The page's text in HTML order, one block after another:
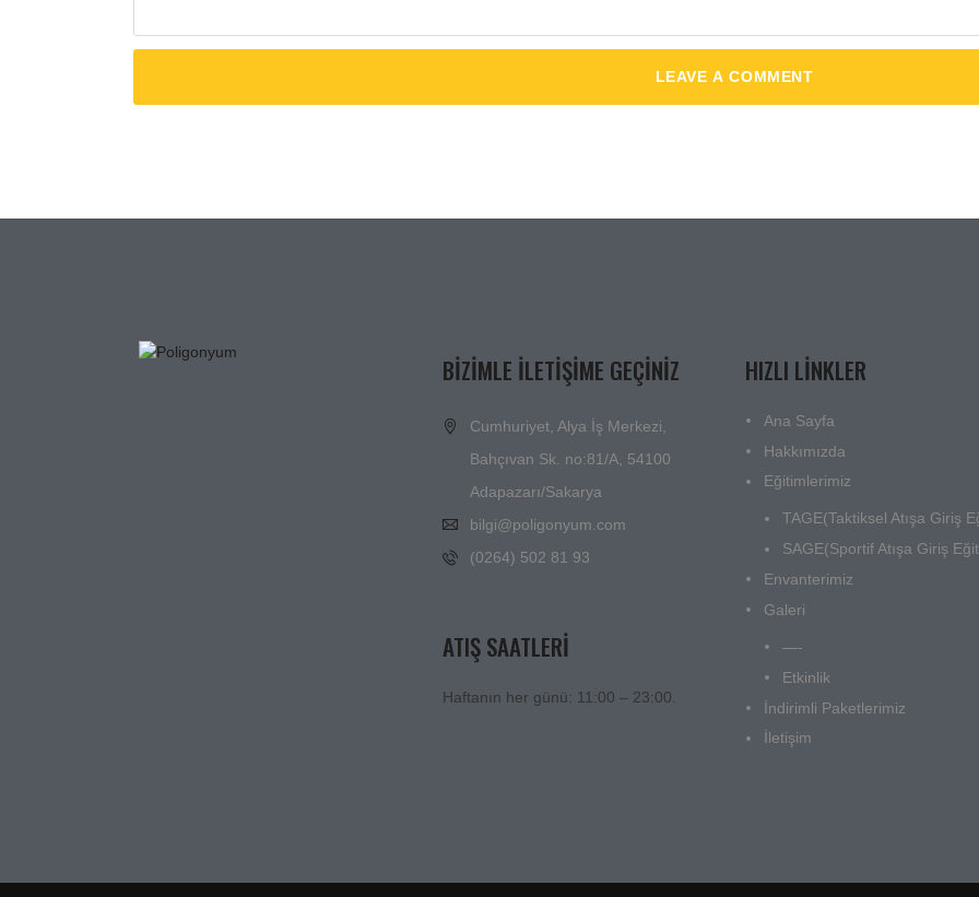
BIZIMLE ILETIŞIME GEÇINIZ
Cumhuriyet, Alya İş Merkezi,
Bahçıvan Sk. no:81/A, 54100
Adapazarı/Sakarya
bilgi@poligonyum.com
(0264) 502 81 93
ATIŞ SAATLERI
Haftanın her günü: 11:00 – 23:00.
HIZLI LINKLER
Ana Sayfa
Hakkımızda
Eğitimlerimiz
TAGE(Taktiksel Atışa Giriş
SAGE(Sportif Atışa Giriş
Envanterimiz
Galeri
—-
Etkinlik
İndirimli Paketlerimiz
İletişim